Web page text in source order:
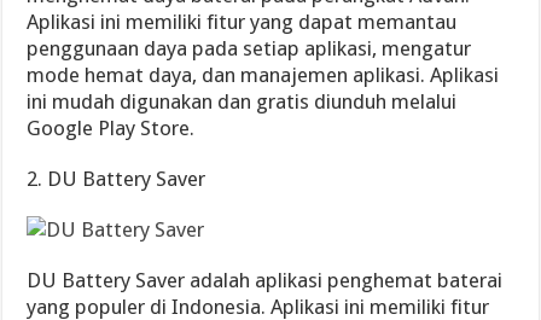
Aplikasi ini memiliki fitur yang dapat memantau
penggunaan daya pada setiap aplikasi, mengatur
mode hemat daya, dan manajemen aplikasi. Aplikasi
ini mudah digunakan dan gratis diunduh melalui
Google Play Store.
2. DU Battery Saver
DU Battery Saver adalah aplikasi penghemat baterai
yang populer di Indonesia. Aplikasi ini memiliki fitur